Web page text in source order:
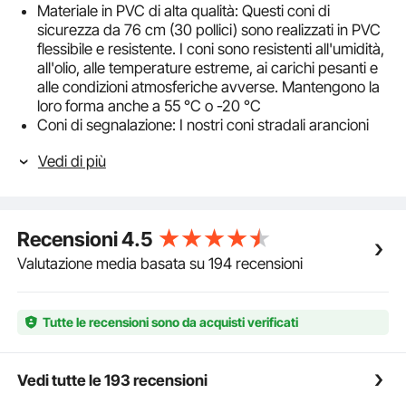
Materiale in PVC di alta qualità: Questi coni di
sicurezza da 76 cm (30 pollici) sono realizzati in PVC
flessibile e resistente. I coni sono resistenti all'umidità,
all'olio, alle temperature estreme, ai carichi pesanti e
alle condizioni atmosferiche avverse. Mantengono la
loro forma anche a 55 °C o -20 °C
Coni di segnalazione: I nostri coni stradali arancioni
visibili da qualsiasi angolazione a una distanza di
prestarvi attenzione, di giorno e di notte, con il sole o
con la pioggia
dei nostri coni da cantiere, progettati per fornire
ostacoli più stabili. Ciò impedisce ai coni di sicurezza
forte, rendendoli adatti a tutti i tipi di ostacoli e
barriere stradali
Vedi di più
Recensioni4.5
Valutazione media basata su 194 recensioni
Tutte le recensioni sono da acquisti verificati
Vedi tutte le 193 recensioni